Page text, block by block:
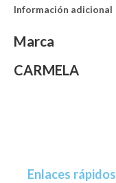
Información adicional
Marca
CARMELA
Enlaces rápidos